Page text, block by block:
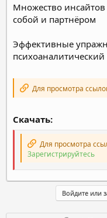
Множество
собой и партнёром
Эффективные
психоаналитический
Для просмотра
Скачать:
Для просмотра
Зарегистрируйтесь
Войдите или